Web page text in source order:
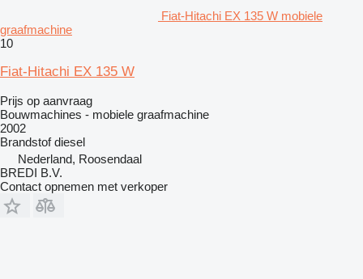
Fiat-Hitachi EX 135 W mobiele
graafmachine
10
Fiat-Hitachi EX 135 W
Prijs op aanvraag
Bouwmachines - mobiele graafmachine
2002
Brandstof diesel
Nederland, Roosendaal
BREDI B.V.
Contact opnemen met verkoper